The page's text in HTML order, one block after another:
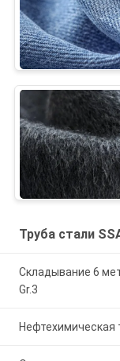
Труба стали
Складывание 6
Gr.3
Нефтехимическая